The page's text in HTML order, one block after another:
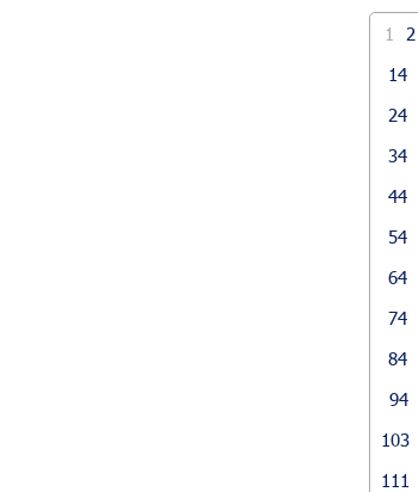
1 2
14
24
34
44
54
64
74
84
94
103
111